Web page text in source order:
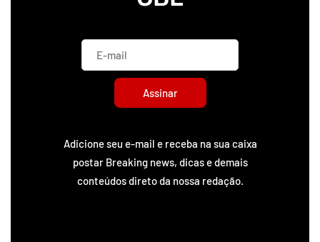
Assinar
Adicione seu e-mail e receba na sua caixa
postar Breaking news, dicas e demais
conteúdos direto da nossa redação.